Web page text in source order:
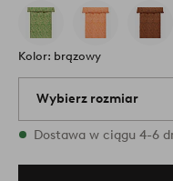
Kolor: brązowy
Wybierz rozmiar
{variants} rozmiary są
Dostawa w ciągu 4-6